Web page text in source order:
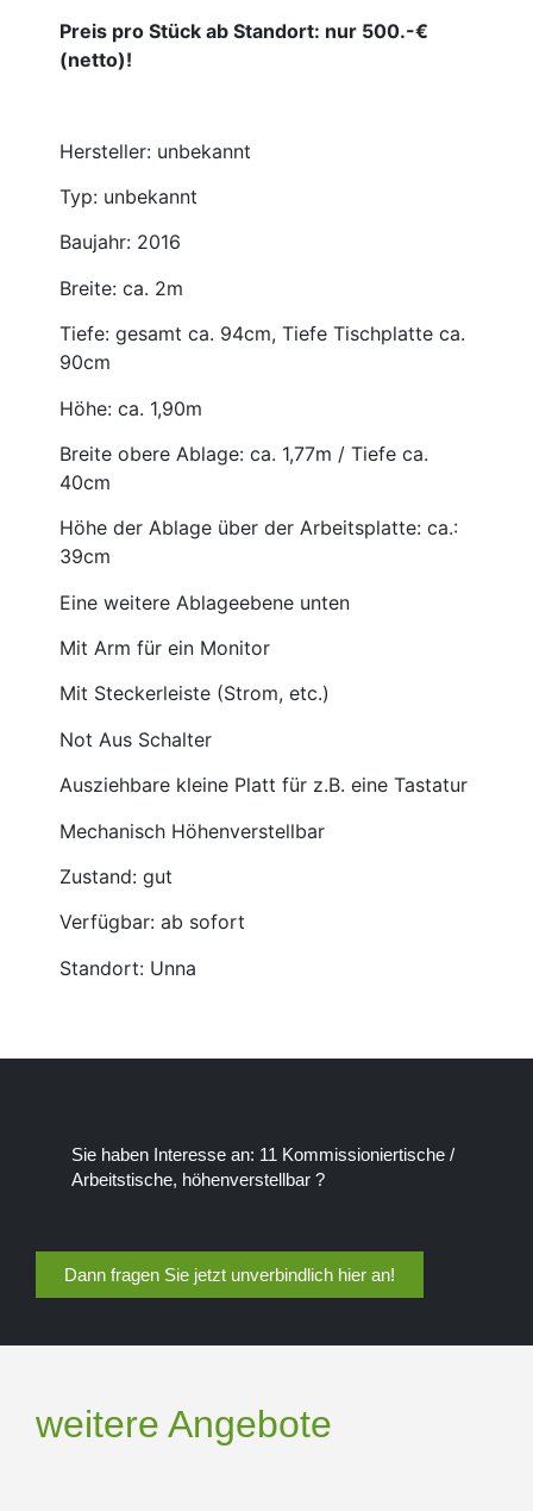
Preis pro Stück ab Standort: nur 500.-€
(netto)!
Hersteller: unbekannt
Typ: unbekannt
Baujahr: 2016
Breite: ca. 2m
Tiefe: gesamt ca. 94cm, Tiefe Tischplatte ca.
90cm
Höhe: ca. 1,90m
Breite obere Ablage: ca. 1,77m / Tiefe ca.
40cm
Höhe der Ablage über der Arbeitsplatte: ca.:
39cm
Eine weitere Ablageebene unten
Mit Arm für ein Monitor
Mit Steckerleiste (Strom, etc.)
Not Aus Schalter
Ausziehbare kleine Platt für z.B. eine Tastatur
Mechanisch Höhenverstellbar
Zustand: gut
Verfügbar: ab sofort
Standort: Unna
Sie haben Interesse an: 11 Kommissioniertische /
Arbeitstische, höhenverstellbar ?
Dann fragen Sie jetzt unverbindlich hier an!
weitere Angebote